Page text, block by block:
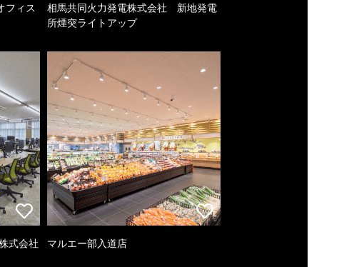
フィス
相馬共同火力発電株式会社 新地発電
所煙突ライトアップ
式会社
マルエー部入道店